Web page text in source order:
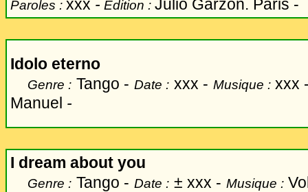
Paroles : xxx - Edition : Julio Garzon. Paris -
Idolo eterno
Genre : Tango - Date : xxx - Musique : xxx
Manuel -
I dream about you
Genre : Tango - Date : ± xxx - Musique :